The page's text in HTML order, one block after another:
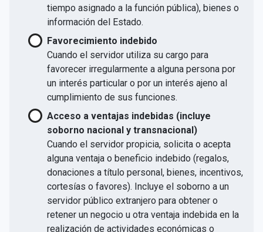
tiempo asignado a la función pública), bienes o
información del Estado.
Favorecimiento indebido
Cuando el servidor utiliza su cargo para
favorecer irregularmente a alguna persona por
un interés particular o por un interés ajeno al
cumplimiento de sus funciones.
Acceso a ventajas indebidas (incluye
soborno nacional y transnacional)
Cuando el servidor propicia, solicita o acepta
alguna ventaja o beneficio indebido (regalos,
donaciones a título personal, bienes, incentivos,
cortesías o favores). Incluye el soborno a un
servidor público extranjero para obtener o
retener un negocio u otra ventaja indebida en la
realización de actividades económicas o